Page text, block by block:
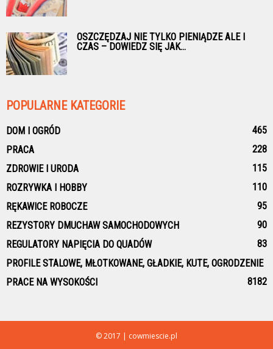
OSZCZĘDZAJ NIE TYLKO PIENIĄDZE ALE I
CZAS – DOWIEDZ SIĘ JAK...
POPULARNE KATEGORIE
DOM I OGRÓD
465
PRACA
228
ZDROWIE I URODA
115
ROZRYWKA I HOBBY
110
RĘKAWICE ROBOCZE
95
REZYSTORY DMUCHAW SAMOCHODOWYCH
90
REGULATORY NAPIĘCIA DO QUADÓW
83
PROFILE STALOWE, MŁOTKOWANE, GŁADKIE, KUTE, OGRODZENIE
82
PRACE NA WYSOKOŚCI 81
© 2017 | cowmiescie.pl